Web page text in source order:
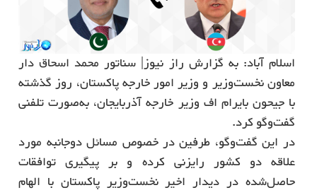
اسلام آباد: به گزارش راز نیوز| سناتور محمد اسحاق دار
معاون نخست‌وزیر و وزیر امور خارجه پاکستان، روز گذشته
باجیحون بایرام اف وزیر خارجه آذربایجان، به‌صورت تلفنی
گفت‌وگو کرد.
در این گفت‌وگو، طرفین در خصوص مسائل دوجانبه مورد
علاقه دو کشور رایزنی کرده و بر پیگیری توافقات
حاصل‌شده در دیدار اخیر نخست‌وزیر پاکستان با الهام